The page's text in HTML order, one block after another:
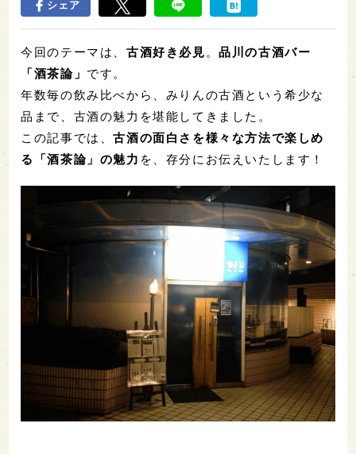
シェア
今回のテーマは、古酒好き必見 。品川の古酒バー
「酒茶論」 です。
年数毎の飲み比べから、みりんの古酒という希少な
品まで、古酒の魅力を堪能してきました。
この記事では、古酒の面白さを様々な方法で楽しめ
る「酒茶論」の魅力 を、存分にお伝えいたします！